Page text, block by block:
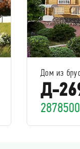
Дом из
Д-